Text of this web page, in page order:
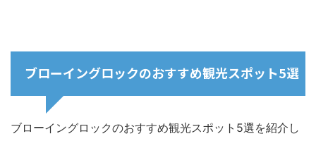
ブローイングロックのおすすめ観光スポット5選
ブローイングロックのおすすめ観光スポット5選を紹介し